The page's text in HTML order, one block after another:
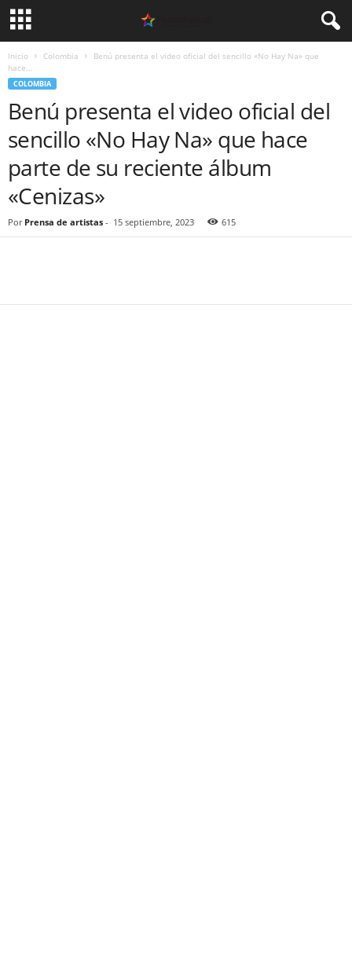
Inicio Colombia
Benú presenta el video oficial del sencillo «No Hay Na» que
hace...
COLOMBIA
Benú presenta el video oficial del
sencillo «No Hay Na» que hace
parte de su reciente álbum
«Cenizas»
Por Prensa de artistas - 15 septiembre, 2023 615